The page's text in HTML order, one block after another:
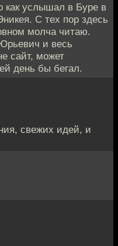
как услышал в Буре в
С тех пор здесь
молча читаю.
и весь
сайт, может
день бы бегал.
свежих идей, и